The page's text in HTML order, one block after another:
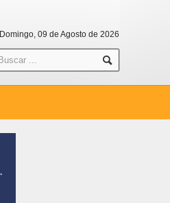
Domingo, 09 de Agosto de 2026